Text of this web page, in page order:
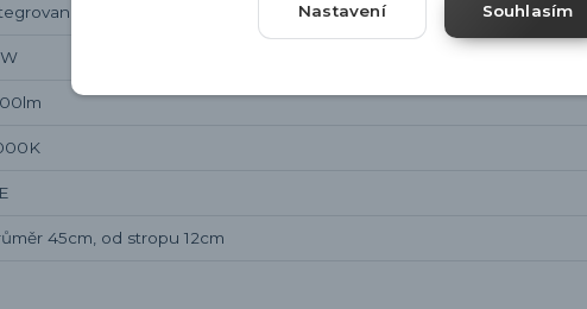
LED
45cm, od stropu 12cm
Nastavení Souhlasím